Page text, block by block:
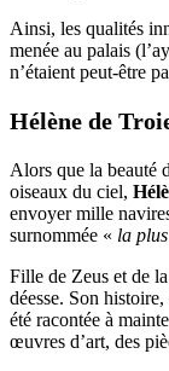
Ainsi, les qualités
menée au palais
n’étaient peut-être
Hélène de
Alors que la beauté
oiseaux du ciel,
envoyer mille
surnommée « la
Fille de Zeus et de
déesse. Son histoire,
été racontée à
œuvres d’art, des